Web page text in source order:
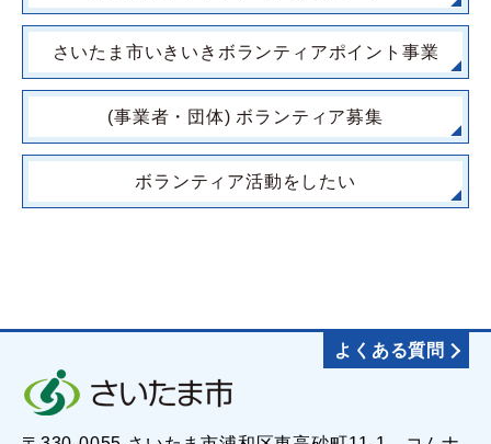
さいたま市いきいきボランティアポイント事業
(事業者・団体) ボランティア募集
ボランティア活動をしたい
よくある質問